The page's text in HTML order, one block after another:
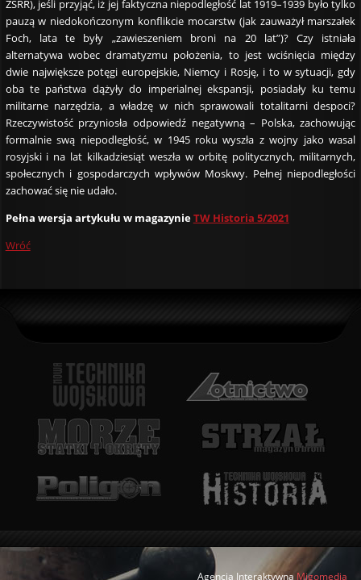
ZSRR), jeśli przyjąć, iż jej faktyczna niepodległość lat 1919–1939 było tylko
pauzą w niedokończonym konflikcie mocarstw (jak zauważył marszałek
Foch, lata te były „zawieszeniem broni na 20 lat”)? Czy istniała
alternatywa wobec dramatyzmu położenia, to jest wciśnięcia między
dwie największe potęgi europejskie, Niemcy i Rosję, i to w sytuacji, gdy
oba te państwa dążyły do imperialnej ekspansji, posiadały ku temu
militarne narzędzia, a władzę w nich sprawowali totalitarni despoci?
Rzeczywistość przyniosła odpowiedź negatywną – Polska, zachowując
formalnie swą niepodległość, w 1945 roku wyszła z wojny jako wasal
rosyjski i na lat kilkadziesiąt weszła w orbitę politycznych, militarnych,
społecznych i gospodarczych wpływów Moskwy. Pełnej niepodległości
zachować się nie udało.
Pełna wersja artykułu w magazynieTW Historia 5/2021
Wróć
Agencja Interaktywna Migomedia